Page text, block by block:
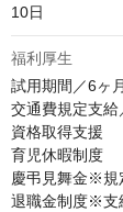
10日
福利厚生
試用期間／6ヶ
交通費規定支給
資格取得支援
育児休暇制度
慶弔見舞金※規
退職金制度※支